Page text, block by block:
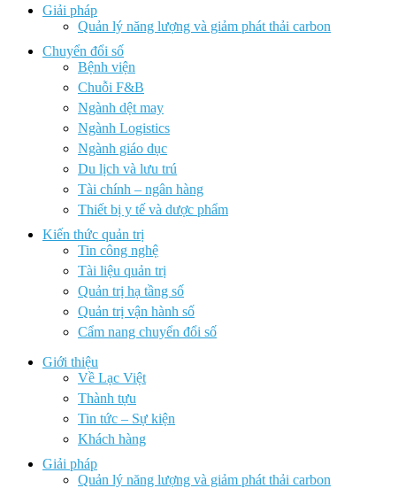
Giải pháp
Quản lý năng lượng và giảm phát thải carbon
Chuyển đổi số
Bệnh viện
Chuỗi F&B
Ngành dệt may
Ngành Logistics
Ngành giáo dục
Du lịch và lưu trú
Tài chính – ngân hàng
Thiết bị y tế và dược phẩm
Kiến thức quản trị
Tin công nghệ
Tài liệu quản trị
Quản trị hạ tầng số
Quản trị vận hành số
Cẩm nang chuyển đổi số
Giới thiệu
Về Lạc Việt
Thành tựu
Tin tức – Sự kiện
Khách hàng
Giải pháp
Quản lý năng lượng và giảm phát thải carbon